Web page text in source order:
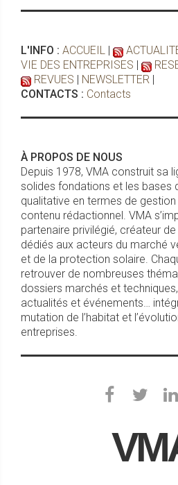
L'INFO : ACCUEIL |
VIE DES ENTREPRISES |
REVUES | NEWSLETTER |
CONTACTS : Contacts
À PROPOS DE NOUS
Depuis 1978, VMA construit sa
solides fondations et les bases
qualitative en termes de
contenu rédactionnel. VMA
partenaire privilégié, créateur
dédiés aux acteurs du marché
et de la protection solaire.
retrouver de nombreuses
dossiers marchés et
actualités et événements…
mutation de l’habitat et
entreprises.